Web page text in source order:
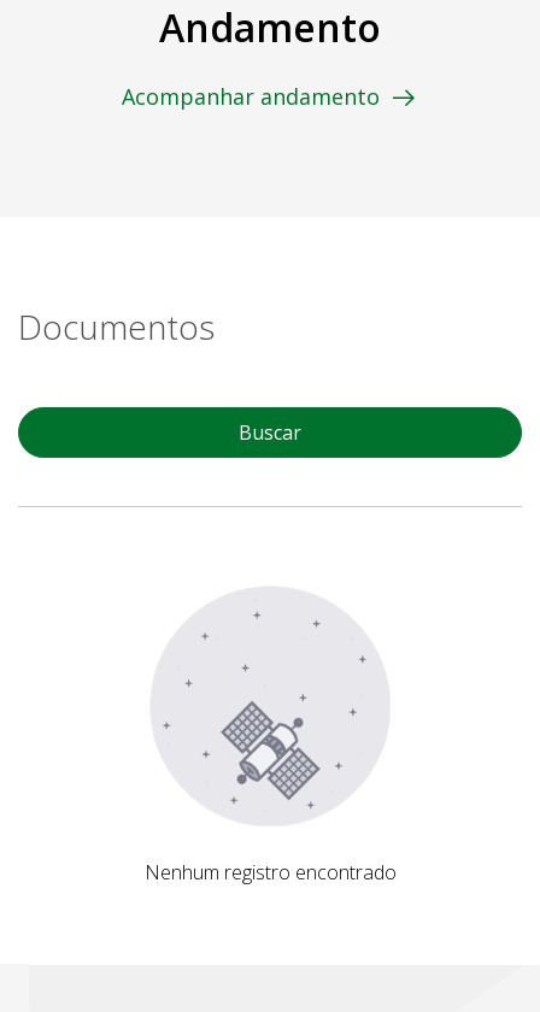
Andamento
Acompanhar andamento
Documentos
Buscar
Nenhum registro encontrado
Nenhum registro encontrado